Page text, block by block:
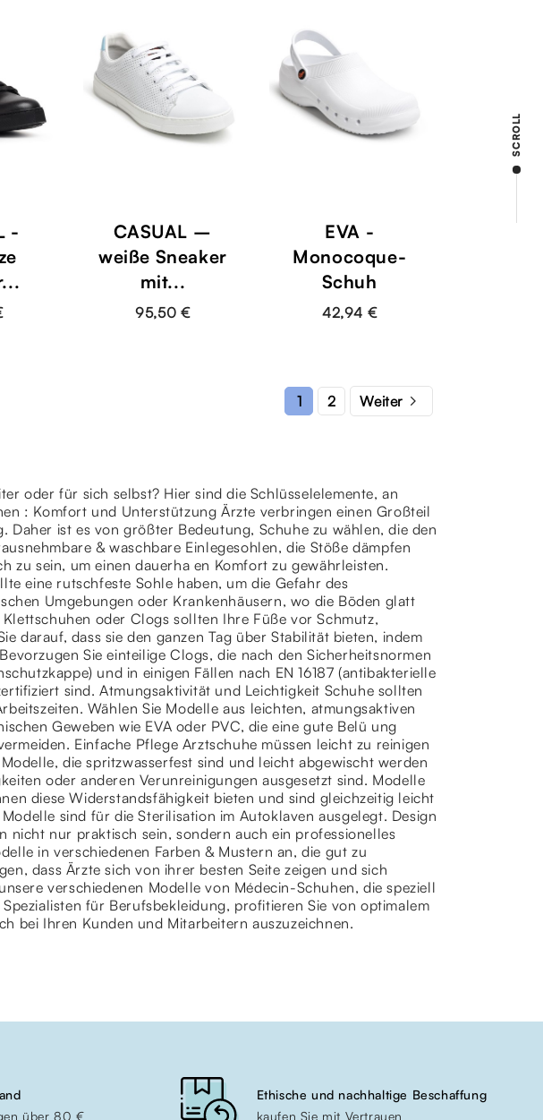
-
CASUAL –
weiße Sneaker
mit...
95,50 €
EVA -
Monocoque-
Schuh
42,94 €
1 2 Weiter 
oder für sich selbst? Hier sind die Schlüsselelemente, an
: Komfort und Unterstützung Ärzte verbringen einen Großteil
Daher ist es von größter Bedeutung, Schuhe zu wählen, die den
& waschbare Einlegesohlen, die Stöße dämpfen
zu sein, um einen dauerha en Komfort zu gewährleisten.
eine rutschfeste Sohle haben, um die Gefahr des
Umgebungen oder Krankenhäusern, wo die Böden glatt
oder Clogs sollten Ihre Füße vor Schmutz,
darauf, dass sie den ganzen Tag über Stabilität bieten, indem
Sie einteilige Clogs, die nach den Sicherheitsnormen
und in einigen Fällen nach EN 16187 (antibakterielle
sind. Atmungsaktivität und Leichtigkeit Schuhe sollten
Wählen Sie Modelle aus leichten, atmungsaktiven
Geweben wie EVA oder PVC, die eine gute Belü ung
Einfache Pflege Arztschuhe müssen leicht zu reinigen
die spritzwasserfest sind und leicht abgewischt werden
oder anderen Verunreinigungen ausgesetzt sind. Modelle
diese Widerstandsfähigkeit bieten und sind gleichzeitig leicht
sind für die Sterilisation im Autoklaven ausgelegt. Design
nicht nur praktisch sein, sondern auch ein professionelles
in verschiedenen Farben & Mustern an, die gut zu
dass Ärzte sich von ihrer besten Seite zeigen und sich
verschiedenen Modelle von Médecin-Schuhen, die speziell
für Berufsbekleidung, profitieren Sie von optimalem
bei Ihren Kunden und Mitarbeitern auszuzeichnen.
über 80 €
Ethische und nachhaltige Beschaffung
kaufen Sie mit Vertrauen
SCROLL